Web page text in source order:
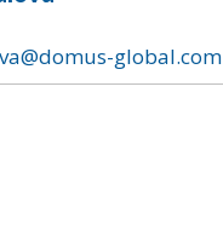
global.com